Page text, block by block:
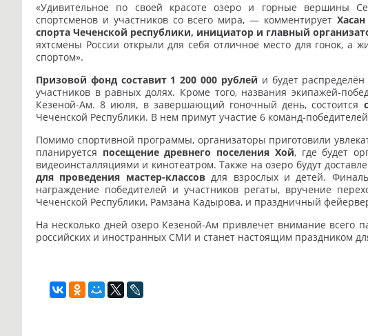
«Удивительное по своей красоте озеро и горные вершины
спортсменов и участников со всего мира, — комментирует
спорта Чеченской республики, инициатор и главный
яхтсмены России открыли для себя отличное место для гонок, а
спортом».
Призовой фонд составит 1 200 000 рублей и будет
участников в равных долях. Кроме того, названия экипажей-
Кезеной-Ам. 8 июля, в завершающий гоночный день, состоится
Чеченской Республики. В нем примут участие 6 команд-
Помимо спортивной программы, организаторы приготовили
планируется посещение древнего поселения Хой, где будет
видеоинсталляциями и кинотеатром. Также на озеро будут
для проведения мастер-классовдля взрослых и детей.
награждение победителей и участников регаты, вручение
Чеченской Республики, Рамзана Кадырова, и праздничный
На несколько дней озеро Кезеной-Ам привлечет внимание всего
российских и иностранных СМИ и станет настоящим праздником